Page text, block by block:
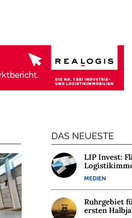
DAS NEUESTE
LIP Invest:
MEDIEN
Ruhrgebiet
ersten